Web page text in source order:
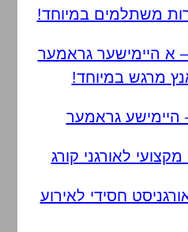
משתלמים במיוחד!
א היימישער גראמער
מרגש במיוחד!
היימישע גראמער
לאורגני קורג
חסידי לאירוע